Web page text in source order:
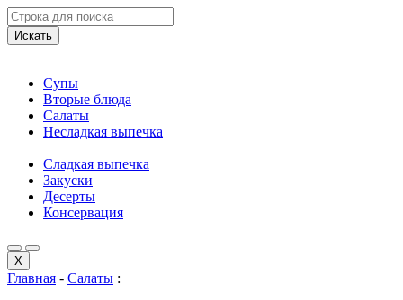
Искать
Супы
Вторые блюда
Салаты
Несладкая выпечка
Сладкая выпечка
Закуски
Десерты
Консервация
X
Главная - Салаты :